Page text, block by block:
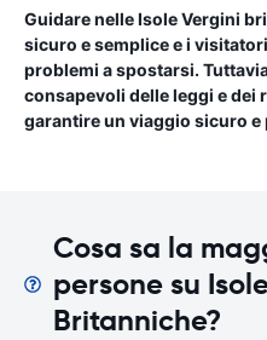
Guidare nelle Isole Vergini
sicuro e semplice e i
problemi a spostarsi.
consapevoli delle leggi e dei
garantire un viaggio sicuro e
Cosa sa la
persone su
Britanniche?